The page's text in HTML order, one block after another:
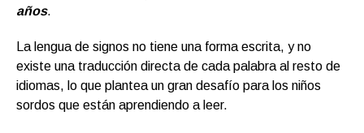
años.
La lengua de signos no tiene una forma escrita, y no
existe una traducción directa de cada palabra al resto de
idiomas, lo que plantea un gran desafío para los niños
sordos que están aprendiendo a leer.